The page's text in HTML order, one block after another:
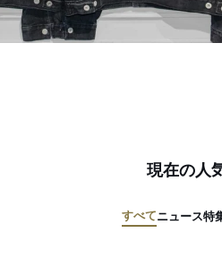
現在の人
すべてニュース特